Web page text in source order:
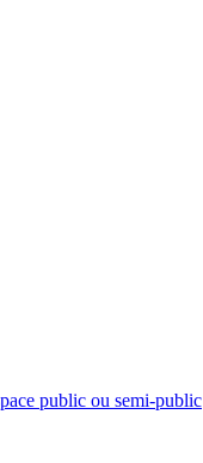
public ou semi-public